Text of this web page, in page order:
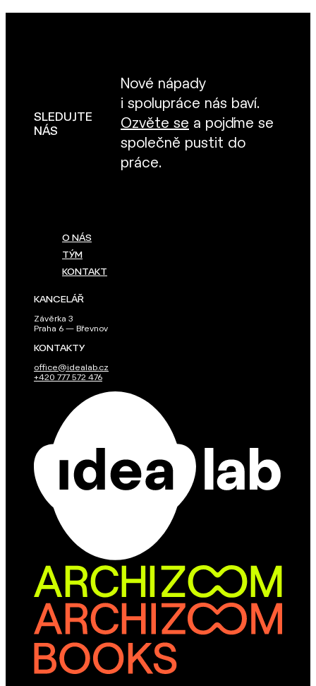
SLEDUJTE
NÁS
Nové nápady
i spolupráce nás baví.
Ozvěte se a pojďme se
společně pustit do
práce.
O NÁS
TÝM
KONTAKT
KANCELÁŘ
Závěrka 3
Praha 6 — Břevnov
KONTAKTY
office@idealab.cz
+420 777 572 476